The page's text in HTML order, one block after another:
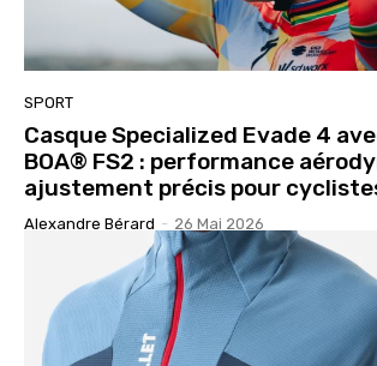
SPORT
Casque Specialized Evade 4
BOA® FS2 : performance
ajustement précis pour
Alexandre Bérard - 26 Mai 2026